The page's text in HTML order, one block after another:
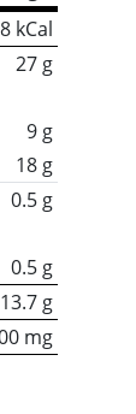
kCal
27 g
9 g
18 g
0.5 g
0.5 g
13.7 g
mg